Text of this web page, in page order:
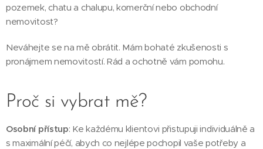
pozemek, chatu a chalupu, komerční nebo obchodní
nemovitost?
Neváhejte se na mě obrátit. Mám bohaté zkušenosti s
pronájmem nemovitostí. Rád a ochotně vám pomohu.
Proč si vybrat mě?
Osobní přístup: Ke každému klientovi přistupuji individuálně a
s maximální péčí, abych co nejlépe pochopil vaše potřeby a